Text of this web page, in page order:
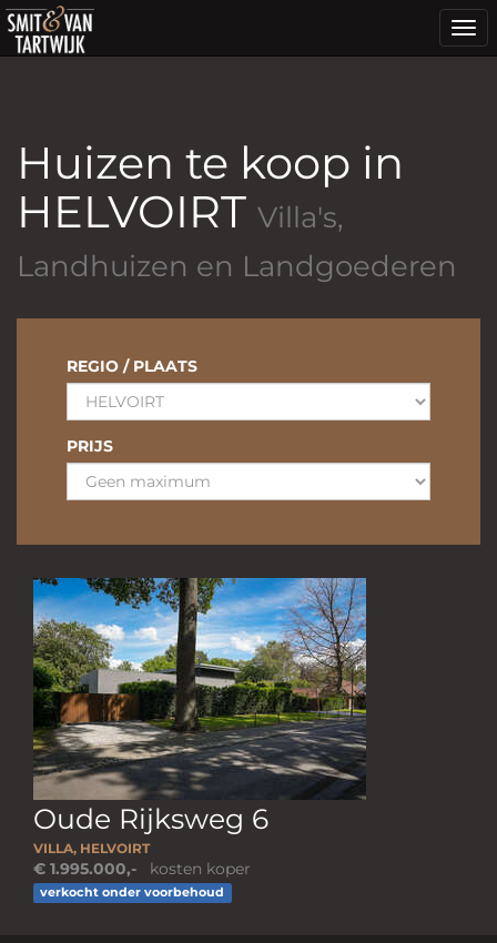
Huizen te koop in
HELVOIRT Villa's,
Landhuizen en Landgoederen
REGIO / PLAATS
PRIJS
Oude Rijksweg 6
VILLA, HELVOIRT
€ 1.995.000,- kosten koper
verkocht onder voorbehoud